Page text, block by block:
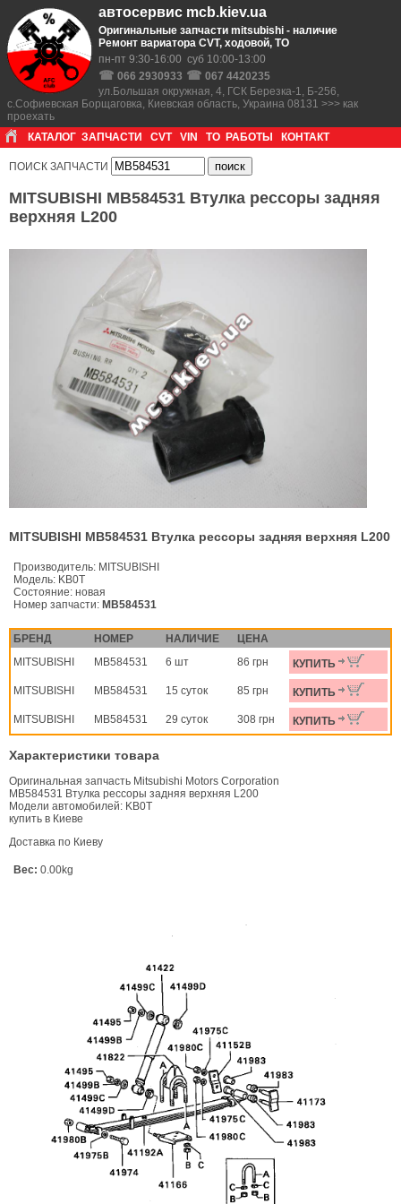
автосервис mcb.kiev.ua
Оригинальные запчасти mitsubishi - наличие
Ремонт вариатора CVT, ходовой, ТО
пн-пт 9:30-16:00 суб 10:00-13:00
☎ 066 2930933 ☎ 067 4420235
ул.Большая окружная, 4, ГСК Березка-1, Б-256,
с.Софиевская Борщаговка, Киевская область, Украина 08131 >>> как
проехать
КАТАЛОГ ЗАПЧАСТИ CVT VIN ТО РАБОТЫ КОНТАКТ
ПОИСК ЗАПЧАСТИ
MITSUBISHI MB584531 Втулка рессоры задняя
верхняя L200
MITSUBISHI MB584531 Втулка рессоры задняя верхняя L200
Производитель: MITSUBISHI
Модель: KB0T
Состояние: новая
Номер запчасти: MB584531
БРЕНД НОМЕР НАЛИЧИЕ
ЦЕНА
MITSUBISHI
MB584531 6 шт 86 грн КУПИТЬ
MITSUBISHI MB584531 15 суток 85 грн КУПИТЬ
MITSUBISHI MB584531 29 суток 308 грн КУПИТЬ
Характеристики товара
Оригинальная запчасть Mitsubishi Motors Corporation
MB584531 Втулка рессоры задняя верхняя L200
Модели автомобилей: KB0T
купить в Киеве
Доставка по Киеву
Вес: 0.00kg